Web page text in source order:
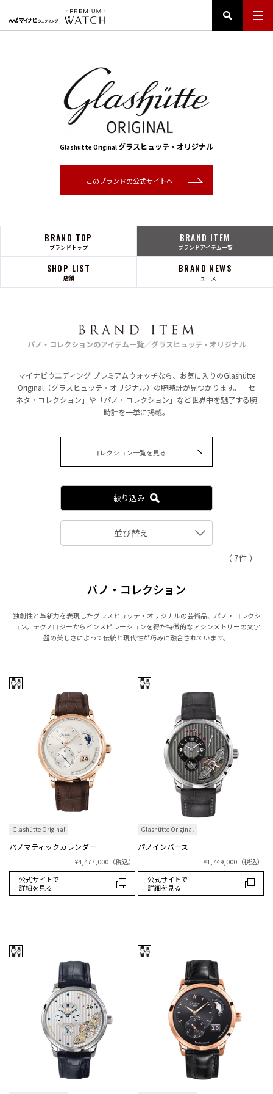
Glashütte Originalグラスヒュッテ・オリジナル
このブランドの公式サイトへ
BRAND TOP
ブランドトップ
BRAND ITEM
ブランドアイテム一覧
SHOP LIST
店舗
BRAND NEWS
ニュース
パノ・コレクションのアイテム一覧／グラスヒュッテ・オリジナル
マイナビウエディング プレミアムウォッチなら、お気に入りのGlashütte
Original（グラスヒュッテ・オリジナル）の腕時計が見つかります。「セ
ネタ・コレクション」や「パノ・コレクション」など世界中を魅了する腕
時計を一挙に掲載。
コレクション一覧を見る
絞り込み
並び替え
（ 7件 ）
パノ・コレクション
独創性と革新力を表現したグラスヒュッテ・オリジナルの芸術品、パノ・コレクシ
ョン。テクノロジーからインスピレーションを得た特徴的なアシンメトリーの文字
盤の美しさによって伝統と現代性が巧みに融合されています。
Glashütte Original
パノマティックカレンダー
¥4,477,000 （税込）
公式サイトで
詳細を見る
Glashütte Original
パノインバース
¥1,749,000 （税込）
公式サイトで
詳細を見る